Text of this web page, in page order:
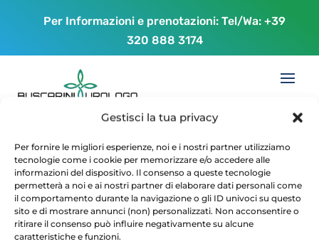
Gestisci la tua privacy
Per fornire le migliori esperienze, noi e i nostri partner utilizziamo
tecnologie come i cookie per memorizzare e/o accedere alle
informazioni del dispositivo. Il consenso a queste tecnologie
permetterà a noi e ai nostri partner di elaborare dati personali come
il comportamento durante la navigazione o gli ID univoci su questo
sito e di mostrare annunci (non) personalizzati. Non acconsentire o
ritirare il consenso può influire negativamente su alcune
caratteristiche e funzioni.
Per Informazioni e prenotazioni: Tel/Wa:+39
320 888 3174
Disfunzione erettile
damaurizio buscarini|Mar 3, 2017